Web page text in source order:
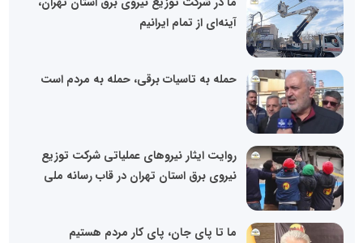
آینه‌ای از تمام ایرانیم
️حمله به تاسیات برقی، حمله به مردم است
روایت ایثار نیروهای عملیاتی شرکت توزیع
نیروی برق استان تهران در قاب رسانه ملی
ما تا پای جان، پای کار مردم هستیم